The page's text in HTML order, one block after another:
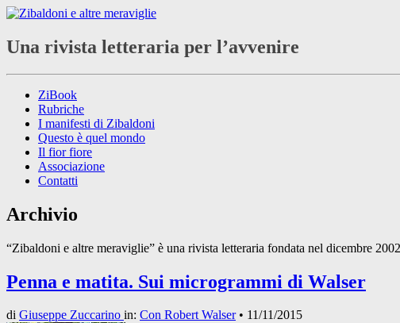
Una rivista letteraria per l’avvenire
ZiBook
Rubriche
I manifesti di Zibaldoni
Questo è quel mondo
Il fior fiore
Associazione
Contatti
Archivio
“Zibaldoni e altre meraviglie” è una rivista letteraria fondata nel dicembre
Penna e matita. Sui microgrammi di Walser
di Giuseppe Zuccarino in: Con Robert Walser• 11/11/2015